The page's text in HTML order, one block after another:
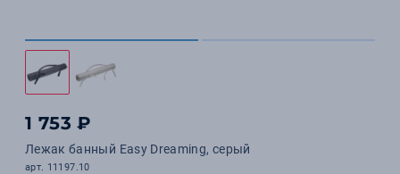
1 753 ₽
Лежак банный Easy Dreaming, серый
арт. 11197.10